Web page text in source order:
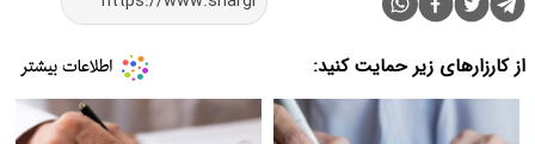
از کارزارهای زیر حمایت کنید: